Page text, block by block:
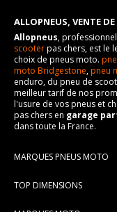
ALLOPNEUS, VENTE
Allopneus,
scooterpas chers, est le
choix de pneus moto.
moto Bridgestone,pneu
enduro, du pneu de
meilleur tarif de nos
l'usure de vos pneus et
pas chers en garage
dans toute la France.
MARQUES PNEUS MOTO
TOP DIMENSIONS